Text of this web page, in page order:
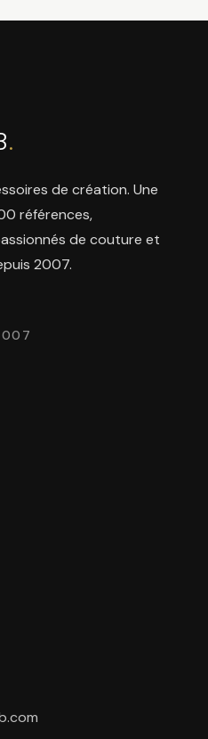
.
de création. Une
références,
de couture et
2007.